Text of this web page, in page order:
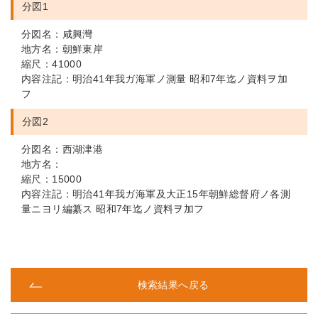
分図1
分図名：咸興灣
地方名：朝鮮東岸
縮尺：41000
内容注記：明治41年我ガ海軍ノ測量 昭和7年迄ノ資料ヲ加
フ
分図2
分図名：西湖津港
地方名：
縮尺：15000
内容注記：明治41年我ガ海軍及大正15年朝鮮総督府ノ各測
量ニヨリ編纂ス 昭和7年迄ノ資料ヲ加フ
検索結果へ戻る